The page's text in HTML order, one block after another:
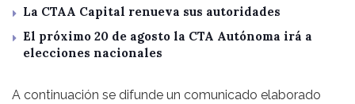
La CTAA Capital renueva sus autoridades
El próximo 20 de agosto la CTA Autónoma irá a
elecciones nacionales
A continuación se difunde un comunicado elaborado